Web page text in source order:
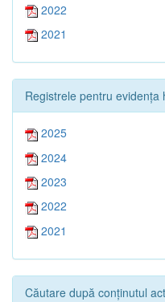
2022
2021
Registrele pentru
2025
2024
2023
2022
2021
Căutare după conținutul